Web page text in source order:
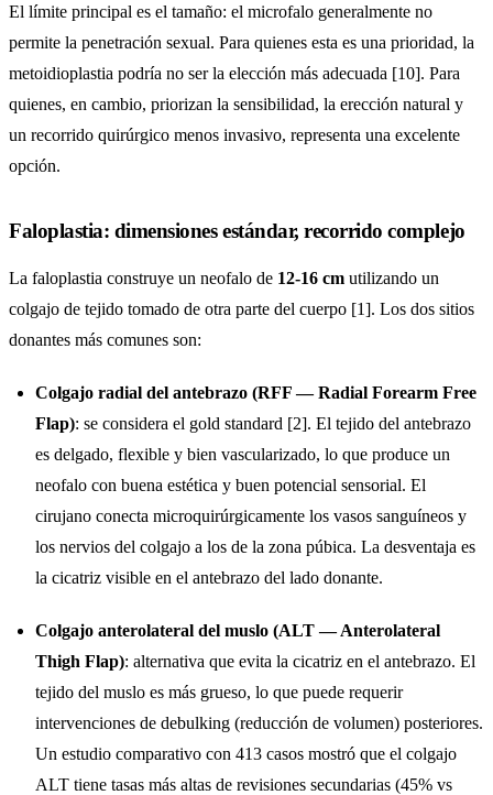
El límite principal es el tamaño: el microfalo generalmente no
permite la penetración sexual. Para quienes esta es una prioridad, la
metoidioplastia podría no ser la elección más adecuada [10]. Para
quienes, en cambio, priorizan la sensibilidad, la erección natural y
un recorrido quirúrgico menos invasivo, representa una excelente
opción.
Faloplastia: dimensiones estándar, recorrido complejo
La faloplastia construye un neofalo de 12-16 cm utilizando un
colgajo de tejido tomado de otra parte del cuerpo [1]. Los dos sitios
donantes más comunes son:
Colgajo radial del antebrazo (RFF — Radial Forearm Free
Flap): se considera el gold standard [2]. El tejido del antebrazo
es delgado, flexible y bien vascularizado, lo que produce un
neofalo con buena estética y buen potencial sensorial. El
cirujano conecta microquirúrgicamente los vasos sanguíneos y
los nervios del colgajo a los de la zona púbica. La desventaja es
la cicatriz visible en el antebrazo del lado donante.
Colgajo anterolateral del muslo (ALT — Anterolateral
Thigh Flap): alternativa que evita la cicatriz en el antebrazo. El
tejido del muslo es más grueso, lo que puede requerir
intervenciones de debulking (reducción de volumen) posteriores.
Un estudio comparativo con 413 casos mostró que el colgajo
ALT tiene tasas más altas de revisiones secundarias (45% vs